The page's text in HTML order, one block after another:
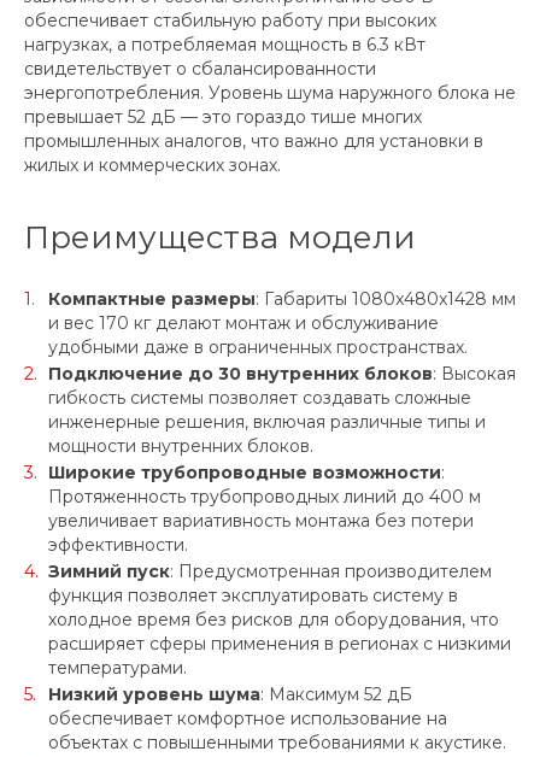
обеспечивает стабильную работу при высоких
нагрузках, а потребляемая мощность в 6.3 кВт
свидетельствует о сбалансированности
энергопотребления. Уровень шума наружного блока не
превышает 52 дБ — это гораздо тише многих
промышленных аналогов, что важно для установки в
жилых и коммерческих зонах.
Преимущества модели
Компактные размеры: Габариты 1080x480x1428 мм
и вес 170 кг делают монтаж и обслуживание
удобными даже в ограниченных пространствах.
Подключение до 30 внутренних блоков: Высокая
гибкость системы позволяет создавать сложные
инженерные решения, включая различные типы и
мощности внутренних блоков.
Широкие трубопроводные возможности:
Протяженность трубопроводных линий до 400 м
увеличивает вариативность монтажа без потери
эффективности.
Зимний пуск: Предусмотренная производителем
функция позволяет эксплуатировать систему в
холодное время без рисков для оборудования, что
расширяет сферы применения в регионах с низкими
температурами.
Низкий уровень шума: Максимум 52 дБ
обеспечивает комфортное использование на
объектах с повышенными требованиями к акустике.